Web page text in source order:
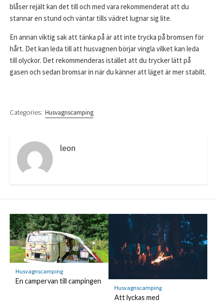
blåser rejält kan det till och med vara rekommenderat att du
stannar en stund och väntar tills vädret lugnar sig lite.
En annan viktig sak att tänka på är att inte trycka på bromsen för
hårt. Det kan leda till att husvagnen börjar vingla vilket kan leda
till olyckor. Det rekommenderas istället att du trycker lätt på
gasen och sedan bromsar in när du känner att läget är mer stabilt.
Categories: Husvagnscamping
leon
Husvagnscamping
En campervan till campingen
Husvagnscamping
Att lyckas med